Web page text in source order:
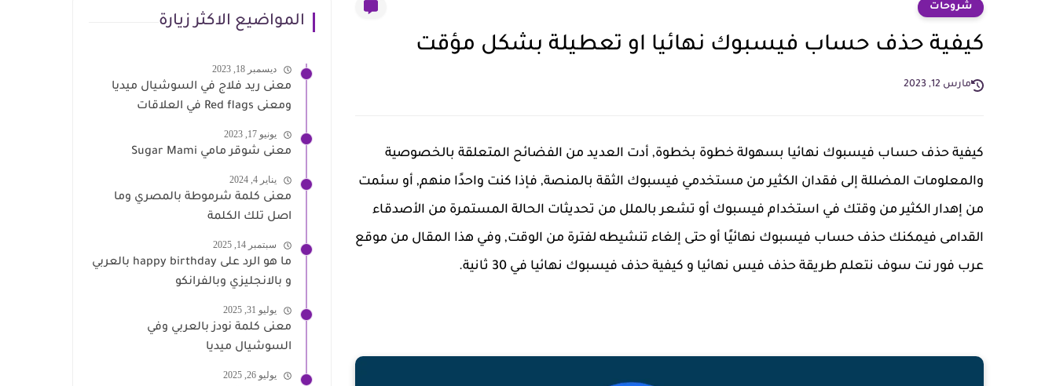
شروحات
كيفية حذف حساب فيسبوك نهائيا او تعطيلة بشكل مؤقت
مارس 12, 2023
كيفية حذف حساب فيسبوك نهائيا بسهولة خطوة بخطوة, أدت العديد من الفضائح المتعلقة بالخصوصية
والمعلومات المضللة إلى فقدان الكثير من مستخدمي فيسبوك الثقة بالمنصة, فإذا كنت واحدًا منهم, أو سئمت
من إهدار الكثير من وقتك في استخدام فيسبوك أو تشعر بالملل من تحديثات الحالة المستمرة من الأصدقاء
القدامى فيمكنك حذف حساب فيسبوك نهائيًا أو حتى إلغاء تنشيطه لفترة من الوقت, وفي هذا المقال من موقع
عرب فور نت سوف نتعلم طريقة حذف فيس نهائيا و كيفية حذف فيسبوك نهائيا في 30 ثانية.
المواضيع الاكثر زيارة
ديسمبر 18, 2023
معنى ريد فلاج في السوشيال ميديا
ومعنى Red flags في العلاقات
يونيو 17, 2023
معنى شوقر مامي Sugar Mami
يناير 4, 2024
معنى كلمة شرموطة بالمصري وما
اصل تلك الكلمة
سبتمبر 14, 2025
ما هو الرد على happy birthday بالعربي
و بالانجليزي وبالفرانكو
يوليو 31, 2025
معنى كلمة نودز بالعربي وفي
السوشيال ميديا
يوليو 26, 2025